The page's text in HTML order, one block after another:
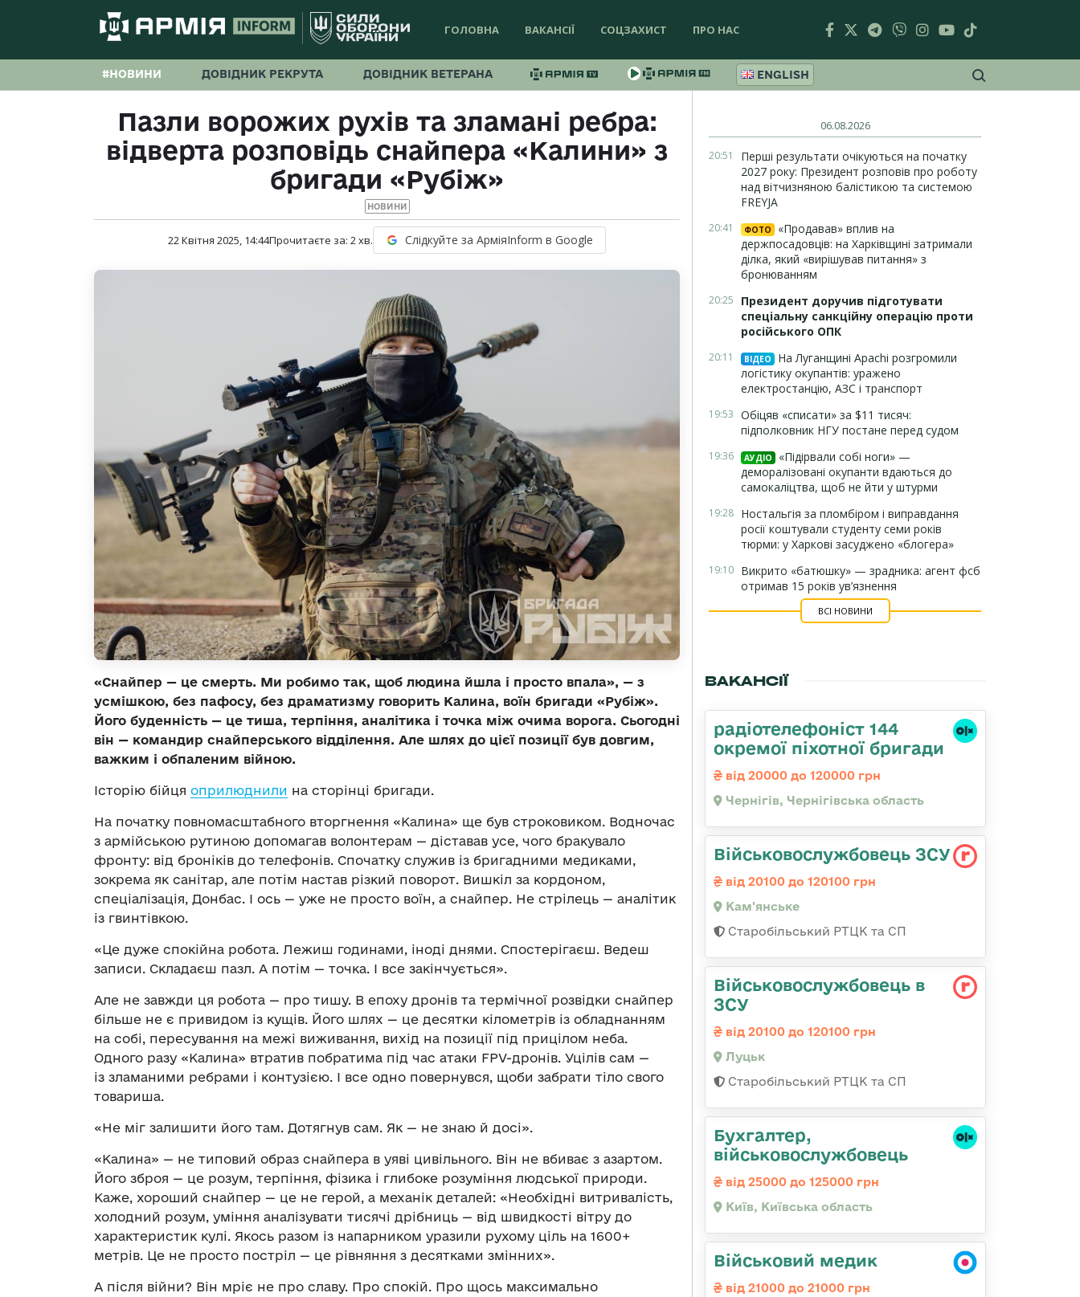
ГОЛОВНА ВАКАНСІЇ СОЦЗАХИСТ ПРО НАС
#НОВИНИ ДОВІДНИК РЕКРУТА ДОВІДНИК ВЕТЕРАНА ENGLISH
Пазли ворожих рухів та зламані ребра:
відверта розповідь снайпера «Калини» з
бригади «Рубіж»
НОВИНИ
22 Квітня 2025, 14:44Прочитаєте за: 2хв. Слідкуйте за АрміяInform в Google
«Снайпер — це смерть. Ми робимо так, щоб людина йшла і просто впала», — з
усмішкою, без пафосу, без драматизму говорить Калина, воїн бригади «Рубіж».
Його буденність — це тиша, терпіння, аналітика і точка між очима ворога. Сьогодні
він — командир снайперського відділення. Але шлях до цієї позиції був довгим,
важким і обпаленим війною.
Історію бійця оприлюднили на сторінці бригади.
На початку повномасштабного вторгнення «Калина» ще був строковиком. Водночас
з армійською рутиною допомагав волонтерам — діставав усе, чого бракувало
фронту: від броніків до телефонів. Спочатку служив із бригадними медиками,
зокрема як санітар, але потім настав різкий поворот. Вишкіл за кордоном,
спеціалізація, Донбас. І ось — уже не просто воїн, а снайпер. Не стрілець — аналітик
із гвинтівкою.
«Це дуже спокійна робота. Лежиш годинами, іноді днями. Спостерігаєш. Ведеш
записи. Складаєш пазл. А потім — точка. І все закінчується».
Але не завжди ця робота — про тишу. В епоху дронів та термічної розвідки снайпер
більше не є привидом із кущів. Його шлях — це десятки кілометрів із обладнанням
на собі, пересування на межі виживання, вихід на позиції під прицілом неба.
Одного разу «Калина» втратив побратима під час атаки FPV-дронів. Уцілів сам —
із зламаними ребрами і контузією. І все одно повернувся, щоби забрати тіло свого
товариша.
«Не міг залишити його там. Дотягнув сам. Як — не знаю й досі».
«Калина» — не типовий образ снайпера в уяві цивільного. Він не вбиває з азартом.
Його зброя — це розум, терпіння, фізика і глибоке розуміння людської природи.
Каже, хороший снайпер — це не герой, а механік деталей: «Необхідні витривалість,
холодний розум, уміння аналізувати тисячі дрібниць — від швидкості вітру до
характеристик кулі. Якось разом із напарником уразили рухому ціль на 1600+
метрів. Це не просто постріл — це рівняння з десятками змінних».
А після війни? Він мріє не про славу. Про спокій. Про щось максимально
06.08.2026
20:51
Перші результати очікуються на початку
2027 року: Президент розповів про роботу
над вітчизняною балістикою та системою
FREYJA
20:41 ФОТО
«Продавав» вплив на
держпосадовців: на Харківщині затримали
ділка, який «вирішував питання» з
бронюванням
20:25
Президент доручив підготувати
спеціальну санкційну операцію проти
російського ОПК
20:11 ВІДЕО
На Луганщині Apachi розгромили
логістику окупантів: уражено
електростанцію, АЗС і транспорт
19:53 Обіцяв «списати» за $11 тисяч:
підполковник НГУ постане перед судом
19:36 АУДІО
«Підірвали собі ноги» —
деморалізовані окупанти вдаються до
самокаліцтва, щоб не йти у штурми
19:28 Ностальгія за пломбіром і виправдання
росії коштували студенту семи років
тюрми: у Харкові засуджено «блогера»
19:10 Викрито «батюшку» — зрадника: агент фсб
отримав 15 років ув’язнення
ВСІ НОВИНИ
ВАКАНСІЇ
радіотелефоніст 144
окремої піхотної бригади
від 20000 до 120000 грн
Чернігів, Чернігівська область
Військовослужбовець ЗСУ
від 20100 до 120100 грн
Кам'янське
Старобільський РТЦК та СП
Військовослужбовець в
ЗСУ
від 20100 до 120100 грн
Луцьк
Старобільський РТЦК та СП
Бухгалтер,
військовослужбовець
від 25000 до 125000 грн
Київ, Київська область
Військовий медик
від 21000 до 21000 грн